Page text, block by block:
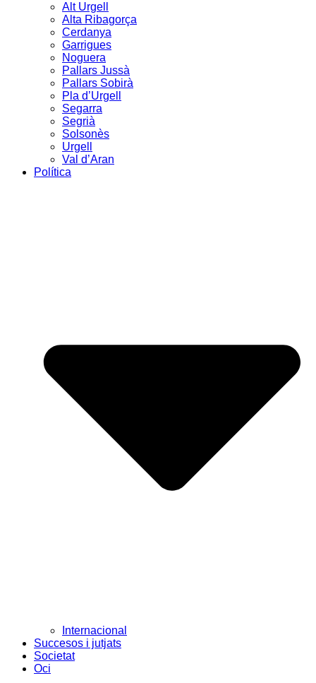
Alt Urgell
Alta Ribagorça
Cerdanya
Garrigues
Noguera
Pallars Jussà
Pallars Sobirà
Pla d’Urgell
Segarra
Segrià
Solsonès
Urgell
Val d’Aran
Política
Internacional
Succesos i jutjats
Societat
Oci